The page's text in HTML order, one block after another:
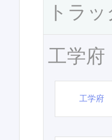
トラ
工学府
工学府